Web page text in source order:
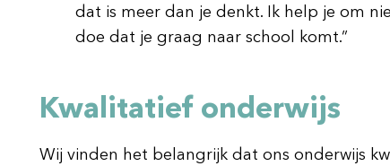
dat is meer dan je denkt. Ik help je om
doe dat je graag naar school komt.”
Kwalitatief onderwijs
Wij vinden het belangrijk dat ons onderwijs